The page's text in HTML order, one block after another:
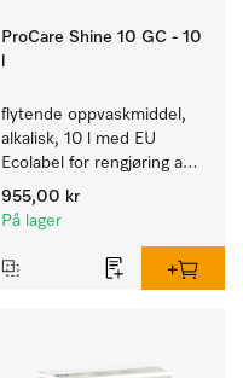
ProCare Shine 10 GC - 10
flytende oppvaskmiddel,
alkalisk, 10 l med EU
Ecolabel for rengjøring av
daglig smuss på servise,
bestikk og glass.
955,00 kr
På lager